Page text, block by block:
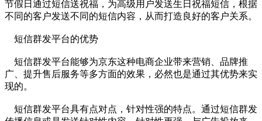
节假日通过短信送祝福，为高级用户发送生日祝福短信，根据
不同的客户发送不同的短信内容，从而打造良好的客户关系。
短信群发平台的优势
短信群发平台能够为京东这种电商企业带来营销、品牌推
广、提升售后服务等多方面的效果，必然也是通过其优势来实
现的。
短信群发平台具有点对点，针对性强的特点。通过短信群发